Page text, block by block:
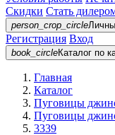
Скидки Стать
person_crop_circle
Регистрация Вход
book_circleКаталог по
Главная
Каталог
Пуговицы
Пуговицы
3339